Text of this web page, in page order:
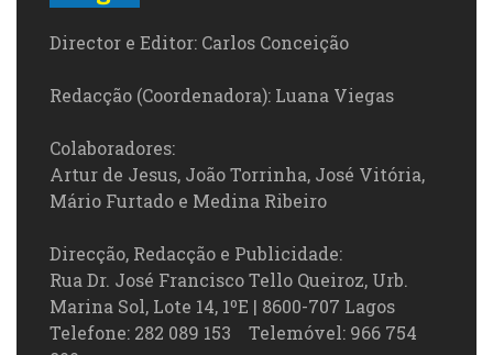
Director e Editor: Carlos Conceição
Redacção (Coordenadora): Luana Viegas
Colaboradores:
Artur de Jesus, João Torrinha, José Vitória,
Mário Furtado e Medina Ribeiro
Direcção, Redacção e Publicidade:
Rua Dr. José Francisco Tello Queiroz, Urb.
Marina Sol, Lote 14, 1ºE | 8600-707 Lagos
Telefone: 282 089 153 Telemóvel: 966 754